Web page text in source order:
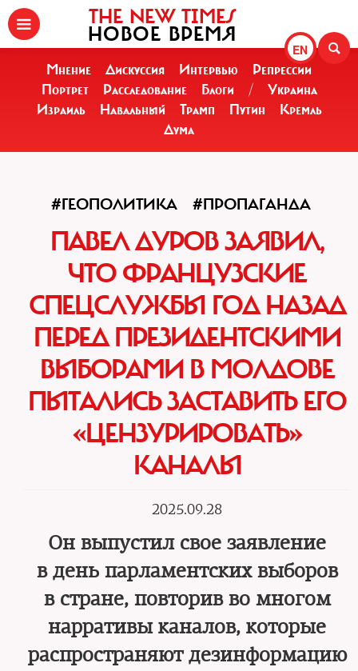
EN
THE NEW TIMES
НОВОЕ ВРЕМЯ
Мнение Дискуссия Интервью
Репрессии
Портрет
Расследование Блоги /
Украина
Израиль
Навальный Трамп Путин
Кремль
Дума
#ГЕОПОЛИТИКА #ПРОПАГАНДА
ПАВЕЛ ДУРОВ ЗАЯВИЛ,
ЧТО ФРАНЦУЗСКИЕ
СПЕЦСЛУЖБЫ ГОД НАЗАД
ПЕРЕД ПРЕЗИДЕНТСКИМИ
ВЫБОРАМИ В МОЛДОВЕ
ПЫТАЛИСЬ ЗАСТАВИТЬ ЕГО
«ЦЕНЗУРИРОВАТЬ»
КАНАЛЫ
2025.09.28
Он выпустил свое заявление
в день парламентских выборов
в стране, повторив во многом
нарративы каналов, которые
распространяют дезинформацию